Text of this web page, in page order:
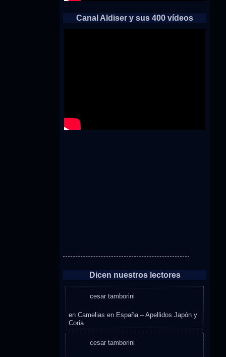
Canal Aldiser y sus 400 vídeos
Dicen nuestros lectores
cesar tamborini
enCamelias en España – Apellidos Japón y
Coria
cesar tamborini